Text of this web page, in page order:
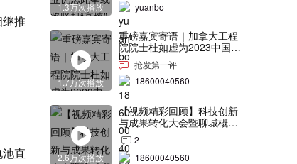
推
直
1.3万次播放
yuanbo
1.7万次播放
重磅嘉宾寄语｜加拿大工程
院院士杜如虚为2023中国创
交会打Call！
抢发第一评
18600040560
2.6万次播放
【视频精彩回顾】科技创新
与成果转化大会暨聊城概念
验证中心合作签约仪式
2
18600040560